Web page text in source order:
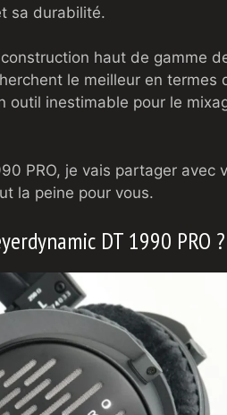
sa durabilité.
haut de gamme
le meilleur en termes
inestimable pour le
PRO, je vais partager avec
la peine pour vous.
DT 1990 PRO ?